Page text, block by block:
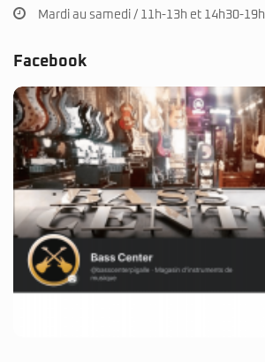
Mardi au samedi / 11h-13h et 14h30-19h
Facebook